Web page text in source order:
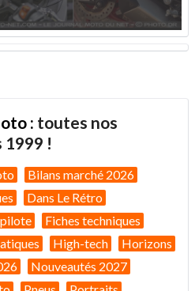
: toutes nos
!
Bilans marché 2026
Dans Le Rétro
Fiches techniques
High-tech
Horizons
Nouveautés 2027